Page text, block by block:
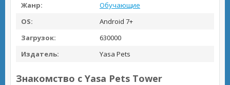
Жанр:
Обучающие
OS:
Android 7+
Загрузок:
630000
Издатель:
Yasa Pets
Знакомство с Yasa Pets Tower